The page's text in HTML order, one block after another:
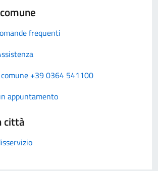
frequenti
+39 0364 541100
appuntamento
città